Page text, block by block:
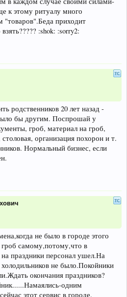
к этому ритуалу много
"товаров".Беда приходит
:shok: :sorry2:
родственников 20 лет назад -
бы другим. Поспрошай у
гроб, материал на гроб,
организация похорон и т.
Нормальный бизнес, если
не было в городе этого
самому,потому,что в
на праздники персонал ушел.На
не было.Покойники
окончания праздников?
одним
этот сервис в городе.